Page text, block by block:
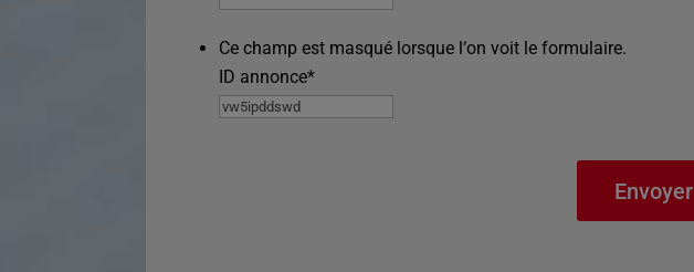
Ce champ est masqué lorsque l‘on voit le formulaire.
ID annonce*